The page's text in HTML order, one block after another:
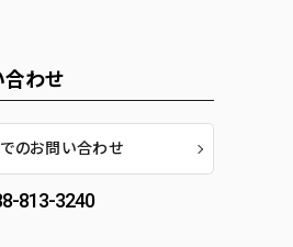
合わせ
のお問い合わせ
813-3240